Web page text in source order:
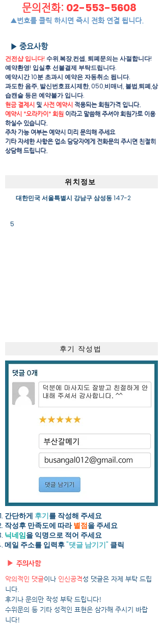
02-553-5608
문의전화:
▲번호를 클릭 하시면 즉시 전화 연결 됩니다.
▶ 중요사항
건전샵 입니다! 수위,복장,컨셉, 퇴폐문의는 사절합니다!
예약환영! 입실후 선불결제 부탁드립니다.
예약시간 10분 초과시 예약은 자동취소 됩니다.
과도한 음주, 발신번호표시제한, 050,비매너, 불법,퇴폐,상
습캔슬 등은 예약불가 입니다.
현금 결제시 및 사전 예약시 적용되는 회원가격 입니다.
예약시 "오라카이" 회원 이라고 말씀해 주셔야 회원가로 이용
하실수 있습니다.
주차 가능 여부는 예약시 미리 문의해 주세요
​기타 자세한 사항은 업소 담당자에게 전화문의 주시면 친절히
상담해 드립니다.
위치정보
대한민국 서울특별시 강남구 삼성동 147-2
5
후기 작성법
간단하게 후기를 작성해 주세요​
작성후 만족도에 따라별점을 주세요
닉네임을 익명으로 적어 주세요
​메일 주소를 입력후"댓글 남기기" 클릭
▶ 주의사항
악의적인 댓글이나 인신공격성 댓글은 자제 부탁 드립
니다.
후기나 문의만 작성 부탁 드립니다!
수위문의 등 기타 성적인 표현은 삼가해 주시기 바랍
니다!